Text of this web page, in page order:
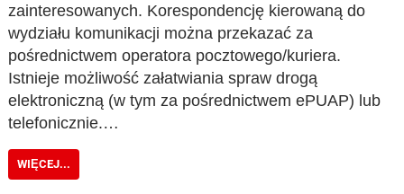
zainteresowanych. Korespondencję kierowaną do
wydziału komunikacji można przekazać za
pośrednictwem operatora pocztowego/kuriera.
Istnieje możliwość załatwiania spraw drogą
elektroniczną (w tym za pośrednictwem ePUAP) lub
telefonicznie.…
WIĘCEJ...